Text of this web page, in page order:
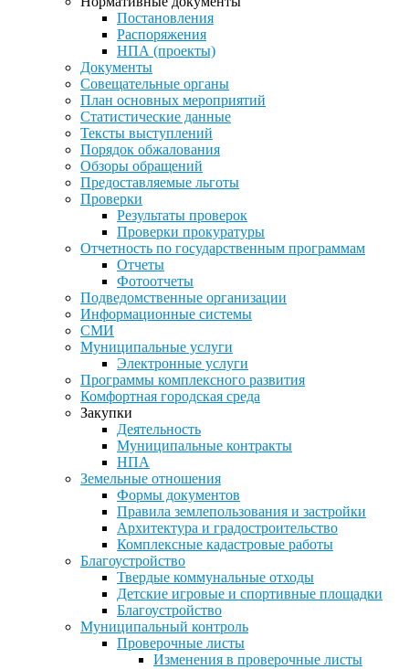
Постановления
Распоряжения
НПА (проекты)
Документы
Совещательные органы
План основных мероприятий
Статистические данные
Тексты выступлений
Порядок обжалования
Обзоры обращений
Предоставляемые льготы
Проверки
Результаты проверок
Проверки прокуратуры
Отчетность по государственным программам
Отчеты
Фотоотчеты
Подведомственные организации
Информационные системы
СМИ
Муниципальные услуги
Электронные услуги
Программы комплексного развития
Комфортная городская среда
Закупки
Деятельность
Муниципальные контракты
НПА
Земельные отношения
Формы документов
Правила землепользования и застройки
Архитектура и градостроительство
Комплексные кадастровые работы
Благоустройство
Твердые коммунальные отходы
Детские игровые и спортивные площадки
Благоустройство
Муниципальный контроль
Проверочные листы
Изменения в проверочные листы